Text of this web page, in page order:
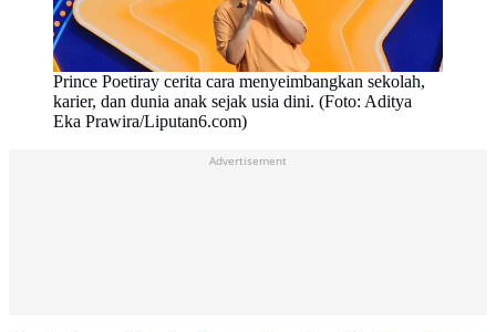
Prince Poetiray cerita cara menyeimbangkan sekolah,
karier, dan dunia anak sejak usia dini. (Foto: Aditya
Eka Prawira/Liputan6.com)
Advertisement